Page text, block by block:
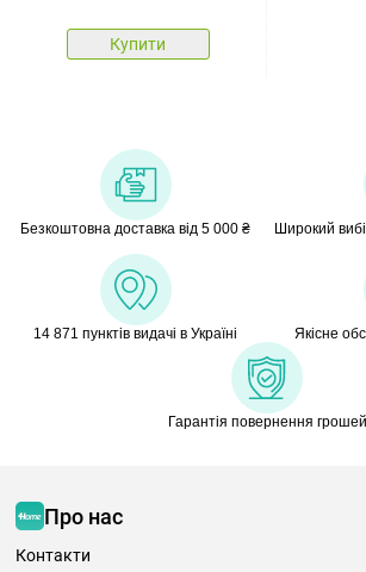
Купити
Безкоштовна доставка від 5 000 ₴
Широкий
14 871 пунктів видачі в Україні Якісне
Гарантія повернення грошей
Про нас
Контакти